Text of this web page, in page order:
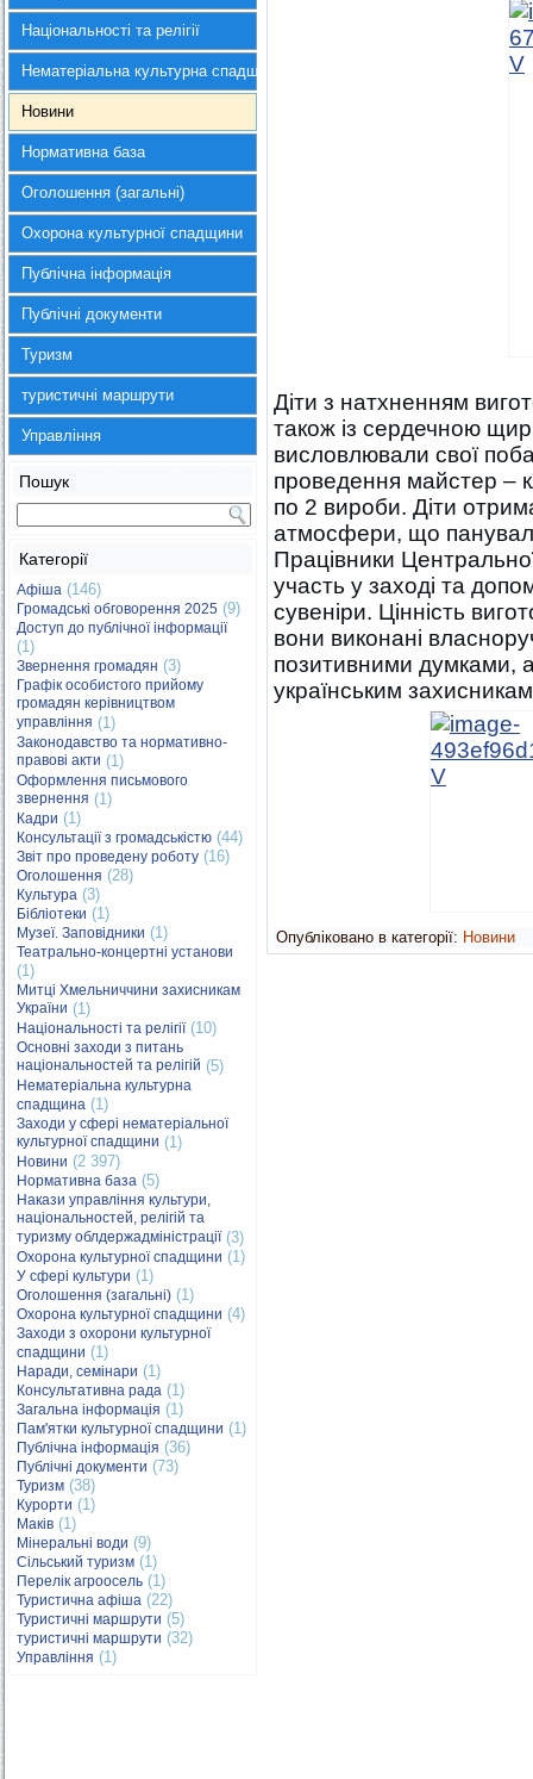
Національності та релігії
Нематеріальна культурна спадщина
Новини
Нормативна база
Оголошення (загальні)
Охорона культурної спадщини
Публічна інформація
Публічні документи
Туризм
туристичні маршрути
Управління
Пошук
Категорії
Афіша (146)
Громадські обговорення 2025 (9)
Доступ до публічної інформації
(1)
Звернення громадян (3)
Графік особистого прийому
громадян керівництвом
управління (1)
Законодавство та нормативно-
правові акти (1)
Оформлення письмового
звернення (1)
Кадри (1)
Консультації з громадськістю (44)
Звіт про проведену роботу (16)
Оголошення (28)
Культура (3)
Бібліотеки (1)
Музеї. Заповідники (1)
Театрально-концертні установи
(1)
Митці Хмельниччини захисникам
України (1)
Національності та релігії(10)
Основні заходи з питань
національностей та релігій (5)
Нематеріальна культурна
спадщина (1)
Заходи у сфері нематеріальної
культурної спадщини (1)
Новини (2 397)
Нормативна база (5)
Накази управління культури,
національностей, релігій та
туризму облдержадміністрації(3)
Охорона культурної спадщини (1)
У сфері культури (1)
Оголошення (загальні) (1)
Охорона культурної спадщини (4)
Заходи з охорони культурної
спадщини (1)
Наради, семінари (1)
Консультативна рада (1)
Загальна інформація (1)
Пам'ятки культурної спадщини (1)
Публічна інформація (36)
Публічні документи (73)
Туризм (38)
Курорти (1)
Маків (1)
Мінеральні води (9)
Сільський туризм (1)
Перелік агроосель (1)
Туристична афіша (22)
Туристичні маршрути (5)
туристичні маршрути (32)
Управління (1)
Діти з натхненням
також із сердечною
висловлювали свої
проведення майстер –
по 2 вироби. Діти
атмосфери, що
Працівники
участь у заході та
сувеніри. Цінність
вони виконані
позитивними думками,
українським
Опубліковано в категорії: Новини